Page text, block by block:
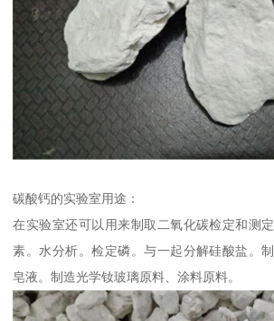
碳酸钙的实验室用途：
在实验室还可以用来制取二氧化碳检定和测
素。水分析。检定磷。与一起分解硅酸盐。
皂液。制造光学钕玻璃原料、涂料原料。